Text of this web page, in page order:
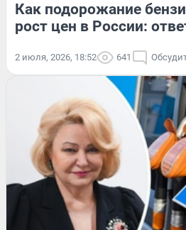
Как подорожание
рост цен в России:
2 июля, 2026, 18:52 641